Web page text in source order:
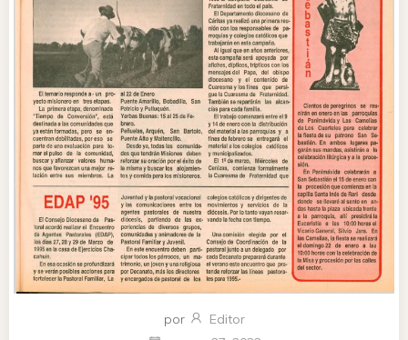
por
Editor